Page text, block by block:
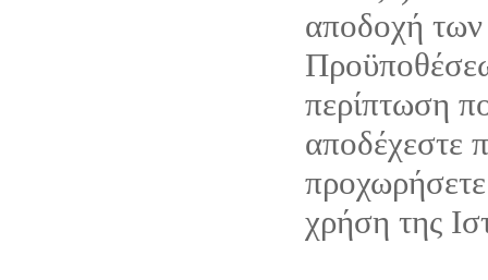
αποδοχή
περίπτωση
αποδέχεστε
χρήση της